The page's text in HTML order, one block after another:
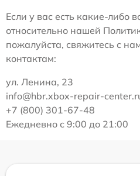
Если у вас есть какие-либо
относительно нашей
пожалуйста, свяжитесь с
контактам:
ул. Ленина, 23
info@hbr.xbox-repair-
+7 (800) 301-67-48
Ежедневно с 9:00 до 21:00